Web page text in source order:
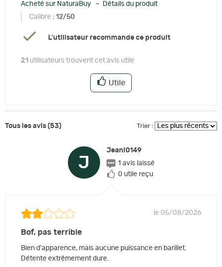
Acheté sur NaturaBuy – Détails du produit
Calibre : 12/50
L'utilisateur recommande ce produit
21 utilisateurs trouvent cet avis utile
Utile
Tous les avis (53) Trier :
J
Jeanl0149
1 avis laissé
0 utile reçu
le 05/08/2026
Bof, pas terrible
Bien d'apparence, mais aucune puissance en barillet.
Détente extrêmement dure.